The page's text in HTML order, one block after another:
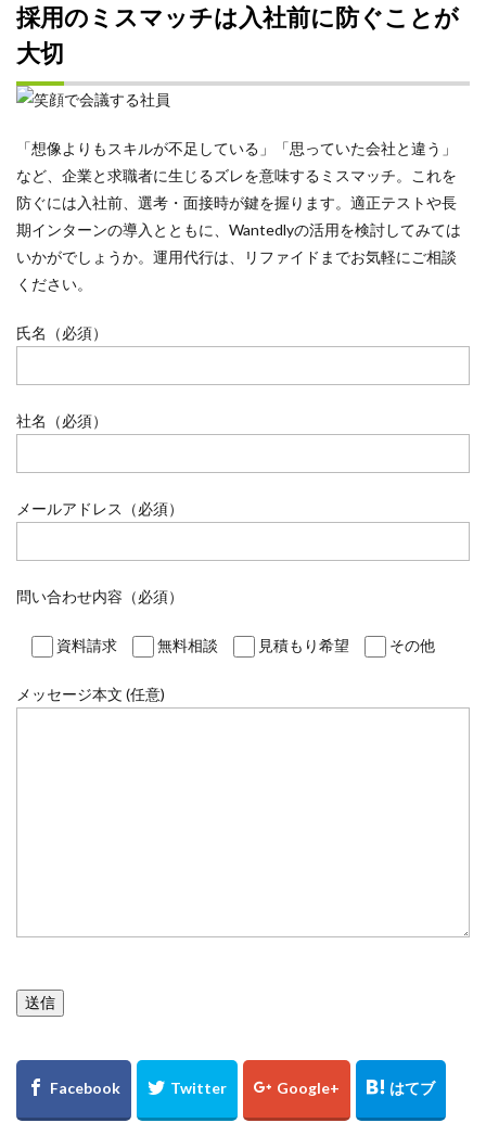
採用のミスマッチは入社前に防ぐことが
大切
「想像よりもスキルが不足している」「思っていた会社と違う」
など、企業と求職者に生じるズレを意味するミスマッチ。これを
防ぐには入社前、選考・面接時が鍵を握ります。適正テストや長
期インターンの導入とともに、Wantedlyの活用を検討してみては
いかがでしょうか。運用代行は、リファイドまでお気軽にご相談
ください。
氏名（必須）
社名（必須）
メールアドレス（必須）
問い合わせ内容（必須）
資料請求 無料相談 見積もり希望 その他
メッセージ本文 (任意)